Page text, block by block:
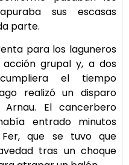
sus escasas
parte.
para los laguneros
grupal y, a dos
el tiempo
realizó un disparo
El cancerbero
entrado minutos
que se tuvo que
tras un choque